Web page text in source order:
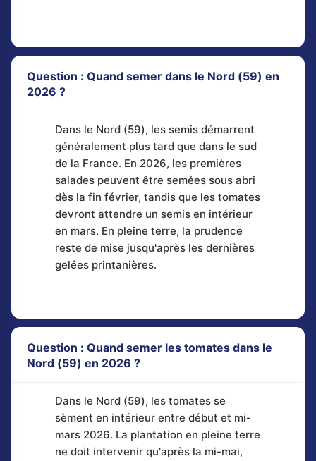
Question : Quand semer dans le Nord (59) en
2026 ?
Dans le Nord (59), les semis démarrent
généralement plus tard que dans le sud
de la France. En 2026, les premières
salades peuvent être semées sous abri
dès la fin février, tandis que les tomates
devront attendre un semis en intérieur
en mars. En pleine terre, la prudence
reste de mise jusqu'après les dernières
gelées printanières.
Question : Quand semer les tomates dans le
Nord (59) en 2026 ?
Dans le Nord (59), les tomates se
sèment en intérieur entre début et mi-
mars 2026. La plantation en pleine terre
ne doit intervenir qu'après la mi-mai,